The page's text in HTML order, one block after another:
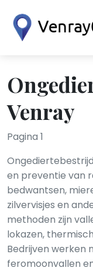
Venray
Pagina 1
en preventie van
bedwantsen,
zilvervisjes en
methoden zijn
lokazen,
Bedrijven werken
feromoonvallen